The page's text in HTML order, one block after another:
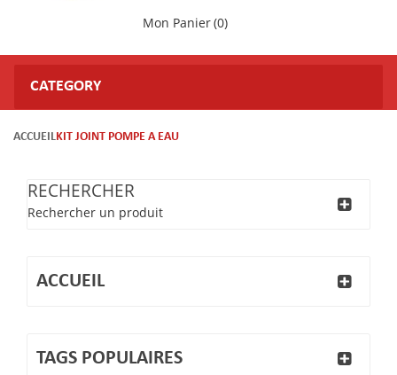
Mon Panier(0)
CATEGORY
ACCUEILKIT JOINT POMPE A EAU
RECHERCHER
Rechercher un produit
ACCUEIL
TAGS POPULAIRES